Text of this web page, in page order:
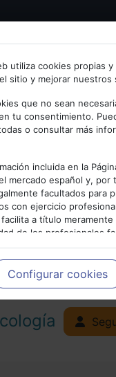
a
con tu email.
utiliza cookies propias
sitio y mejorar nuestros
que no sean
tu consentimiento.
o consultar más
incluida en la
mercado español y, por
facultados para
con ejercicio
a título
de los profesionales
y decidir, en cada
necesidades del
Configurar cookies